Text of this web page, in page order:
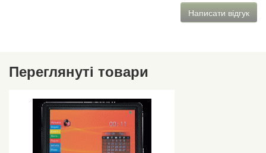
Написати відгук
Переглянуті товари